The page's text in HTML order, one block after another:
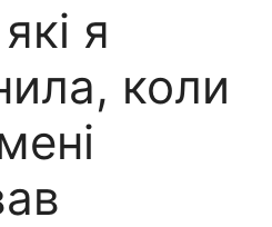
я
коли